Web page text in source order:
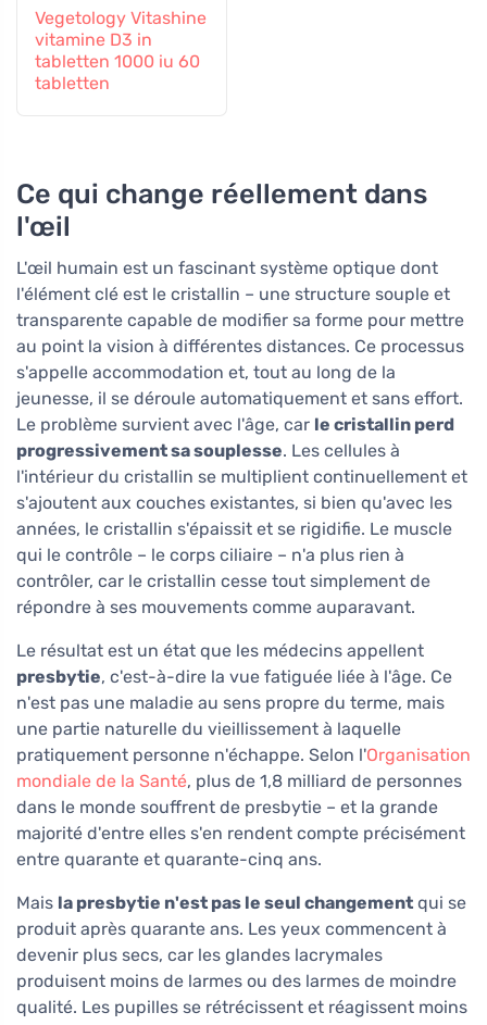
Vegetology Vitashine
vitamine D3 in
tabletten 1000 iu 60
tabletten
Ce qui change réellement dans
l'œil
L'œil humain est un fascinant système optique dont
l'élément clé est le cristallin – une structure souple et
transparente capable de modifier sa forme pour mettre
au point la vision à différentes distances. Ce processus
s'appelle accommodation et, tout au long de la
jeunesse, il se déroule automatiquement et sans effort.
Le problème survient avec l'âge, car le cristallin perd
progressivement sa souplesse. Les cellules à
l'intérieur du cristallin se multiplient continuellement et
s'ajoutent aux couches existantes, si bien qu'avec les
années, le cristallin s'épaissit et se rigidifie. Le muscle
qui le contrôle – le corps ciliaire – n'a plus rien à
contrôler, car le cristallin cesse tout simplement de
répondre à ses mouvements comme auparavant.
Le résultat est un état que les médecins appellent
presbytie, c'est-à-dire la vue fatiguée liée à l'âge. Ce
n'est pas une maladie au sens propre du terme, mais
une partie naturelle du vieillissement à laquelle
pratiquement personne n'échappe. Selon l'Organisation
mondiale de la Santé, plus de 1,8 milliard de personnes
dans le monde souffrent de presbytie – et la grande
majorité d'entre elles s'en rendent compte précisément
entre quarante et quarante-cinq ans.
Mais la presbytie n'est pas le seul changement qui se
produit après quarante ans. Les yeux commencent à
devenir plus secs, car les glandes lacrymales
produisent moins de larmes ou des larmes de moindre
qualité. Les pupilles se rétrécissent et réagissent moins